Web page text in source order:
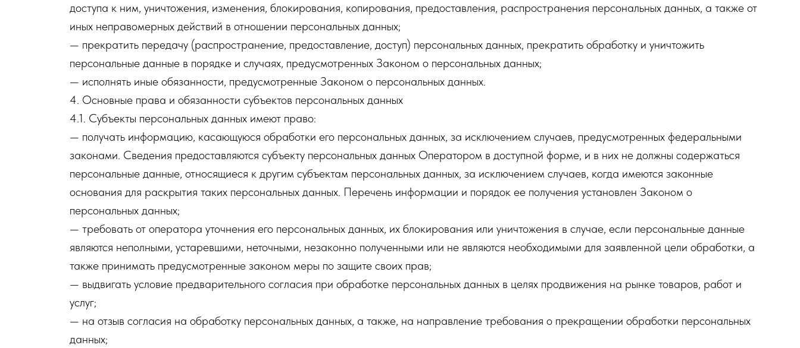
доступа к ним, уничтожения, изменения, блокирования, копирования, предоставления, распространения персональных данных, а также от
иных неправомерных действий в отношении персональных данных;
— прекратить передачу (распространение, предоставление, доступ) персональных данных, прекратить обработку и уничтожить
персональные данные в порядке и случаях, предусмотренных Законом о персональных данных;
— исполнять иные обязанности, предусмотренные Законом о персональных данных.
4. Основные права и обязанности субъектов персональных данных
4.1. Субъекты персональных данных имеют право:
— получать информацию, касающуюся обработки его персональных данных, за исключением случаев, предусмотренных федеральными
законами. Сведения предоставляются субъекту персональных данных Оператором в доступной форме, и в них не должны содержаться
персональные данные, относящиеся к другим субъектам персональных данных, за исключением случаев, когда имеются законные
основания для раскрытия таких персональных данных. Перечень информации и порядок ее получения установлен Законом о
персональных данных;
— требовать от оператора уточнения его персональных данных, их блокирования или уничтожения в случае, если персональные данные
являются неполными, устаревшими, неточными, незаконно полученными или не являются необходимыми для заявленной цели обработки, а
также принимать предусмотренные законом меры по защите своих прав;
— выдвигать условие предварительного согласия при обработке персональных данных в целях продвижения на рынке товаров, работ и
услуг;
— на отзыв согласия на обработку персональных данных, а также, на направление требования о прекращении обработки персональных
данных;